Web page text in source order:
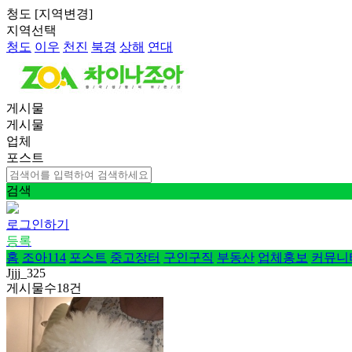
청도 [지역변경]
지역선택
청도 이우 천진 북경 상해 연대
게시물
게시물
업체
포스트
검색
로그인하기
등록
홈 조아114 포스트 중고장터 구인구직 부동산 업체홍보 커뮤니
Jjjj_325
게시물수18건